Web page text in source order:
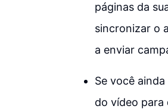
páginas da
sincronizar o
a enviar
Se você
do vídeo